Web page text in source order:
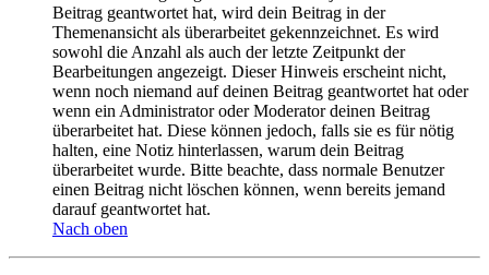
Beitrag geantwortet hat, wird dein Beitrag in der
Themenansicht als überarbeitet gekennzeichnet. Es wird
sowohl die Anzahl als auch der letzte Zeitpunkt der
Bearbeitungen angezeigt. Dieser Hinweis erscheint nicht,
wenn noch niemand auf deinen Beitrag geantwortet hat oder
wenn ein Administrator oder Moderator deinen Beitrag
überarbeitet hat. Diese können jedoch, falls sie es für nötig
halten, eine Notiz hinterlassen, warum dein Beitrag
überarbeitet wurde. Bitte beachte, dass normale Benutzer
einen Beitrag nicht löschen können, wenn bereits jemand
darauf geantwortet hat.
Nach oben